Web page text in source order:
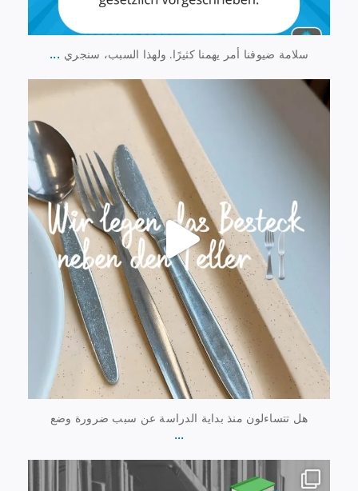
سلامة ضيوفنا أمر يهمنا كثيرًا. ولهذا السبب، سنجري ...
1
هل تتساءلون منذ بداية الدراسة عن سبب ضرورة وضع
...
20 يوليو
28